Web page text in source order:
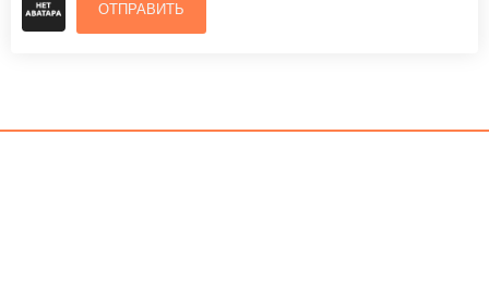
ОТПРАВИТЬ